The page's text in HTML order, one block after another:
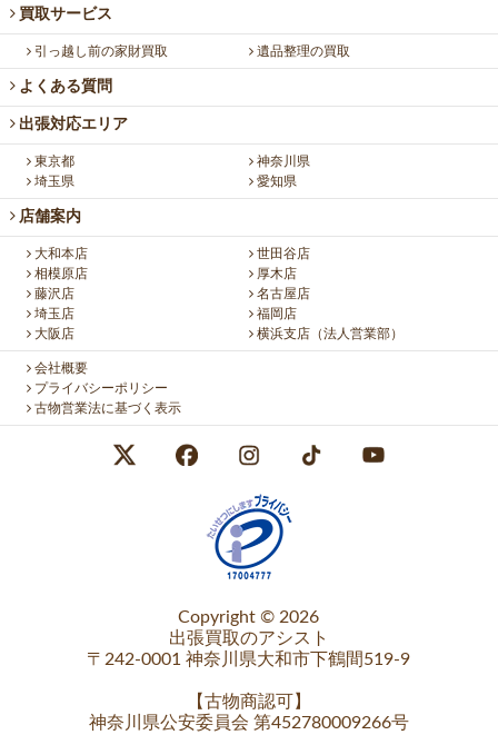
買取サービス
引っ越し前の家財買取 遺品整理の買取
よくある質問
出張対応エリア
東京都
神奈川県
埼玉県
愛知県
店舗案内
大和本店
世田谷店
相模原店
厚木店
藤沢店
名古屋店
埼玉店
福岡店
大阪店
横浜支店（法人営業部）
会社概要
プライバシーポリシー
古物営業法に基づく表示
Copyright © 2026
出張買取のアシスト
〒242-0001 神奈川県大和市下鶴間519-9
【古物商認可
】
神奈川県公安委員会 第452780009266号